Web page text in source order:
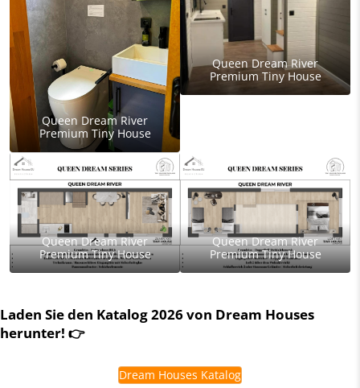
Queen Dream River
Premium Tiny House
Queen Dream River
Premium Tiny House
Queen Dream River
Premium Tiny House
Queen Dream River
Premium Tiny House
Dream Houses Perfection
Laden Sie den Katalog 2026 von Dream Houses
herunter! 👉
Dream Houses Katalog